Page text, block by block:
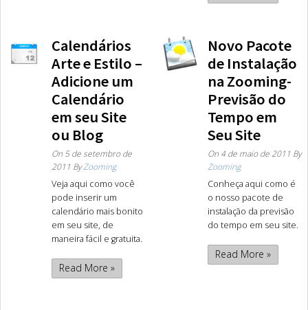
Calendários
Arte e Estilo –
Adicione um
Calendário
em seu Site
ou Blog
On 5 de setembro de
2011 ByZooming
Veja aqui como você
pode inserir um
calendário mais bonito
em seu site, de
maneira fácil e gratuita.
Read More »
Novo Pacote
de Instalação
na Zooming-
Previsão do
Tempo em
Seu Site
On 4 de maio de 2011 By
Zooming
Conheça aqui como é
o nosso pacote de
instalação da previsão
do tempo em seu site.
Read More »